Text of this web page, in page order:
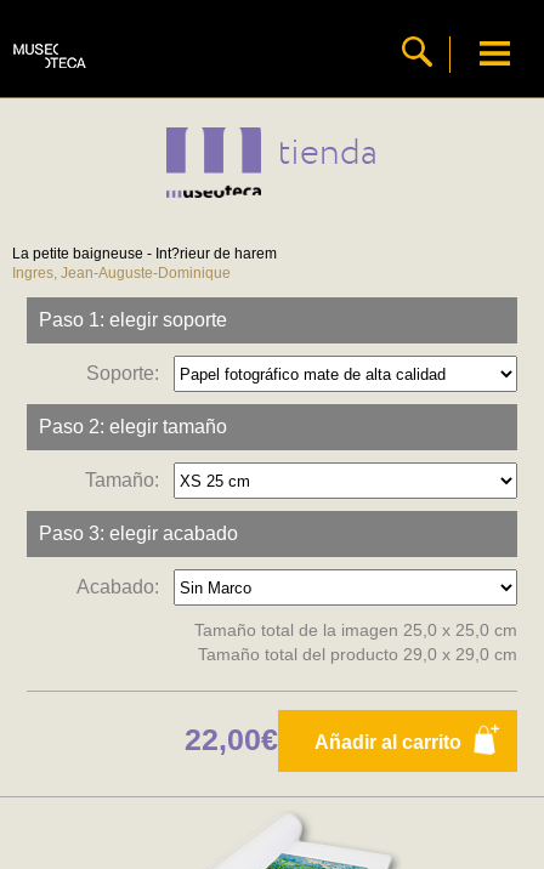
tienda
La petite baigneuse - Int?rieur de harem
Ingres, Jean-Auguste-Dominique
Paso 1: elegir soporte
Soporte:
Paso 2: elegir tamaño
Tamaño:
Paso 3: elegir acabado
Acabado:
Tamaño total de la imagen 25,0 x 25,0 cm
Tamaño total del producto 29,0 x 29,0 cm
Añadir al carrito
22,00€